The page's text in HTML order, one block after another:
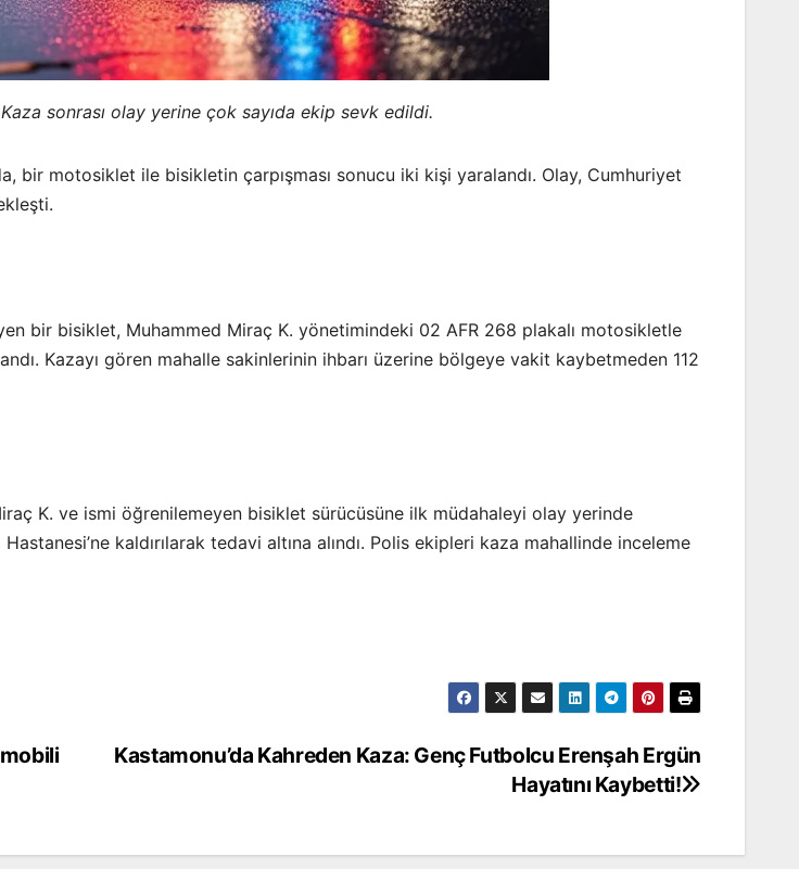
Kaza sonrası olay yerine çok sayıda ekip sevk edildi.
bir motosiklet ile bisikletin çarpışması sonucu iki kişi yaralandı. Olay, Cumhuriyet
bir bisiklet, Muhammed Miraç K. yönetimindeki 02 AFR 268 plakalı motosikletle
Kazayı gören mahalle sakinlerinin ihbarı üzerine bölgeye vakit kaybetmeden 112
K. ve ismi öğrenilemeyen bisiklet sürücüsüne ilk müdahaleyi olay yerinde
kaldırılarak tedavi altına alındı. Polis ekipleri kaza mahallinde inceleme
Kastamonu’da Kahreden Kaza: Genç Futbolcu Erenşah Ergün
Hayatını Kaybetti!